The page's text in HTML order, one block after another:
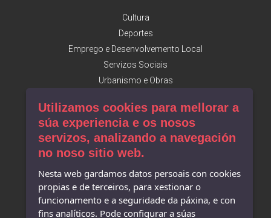
Cultura
Deportes
Emprego e Desenvolvemento Local
Servizos Sociais
Urbanismo e Obras
Facebook
Concello de Camariñas
Mostra do Encaixe
A. Desenvolvemento Local
Museo do Encaixe
Museo Man de Camelle
Utilizamos cookies para mellorar a
súa experiencia e os nosos
servizos, analizando a navegación
no noso sitio web.
Nesta web gardamos datos persoais con cookies
propias e de terceiros, para xestionar o
funcionamento e a seguridade da páxina, e con
fins analíticos. Pode configurar a súas